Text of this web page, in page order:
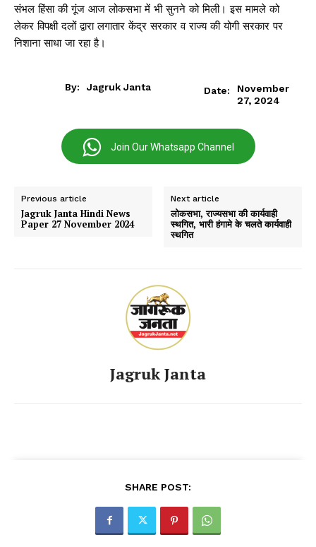
संभल हिंसा की गूंज आज लोकसभा में भी सुनने को मिली। इस मामले को
लेकर विपक्षी दलों द्वारा लगातार केंद्र सरकार व राज्य की योगी सरकार पर
निशाना साधा जा रहा है।
By: Jagruk Janta Date:
November
27, 2024
Join Our Whatsapp Channel
Previous article
Jagruk Janta Hindi News
Paper 27 November 2024
Next article
लोकसभा, राज्यसभा की कार्यवाही
स्थगित, भारी हंगामे के चलते कार्यवाही
स्थगित
Jagruk Janta
SHARE POST: